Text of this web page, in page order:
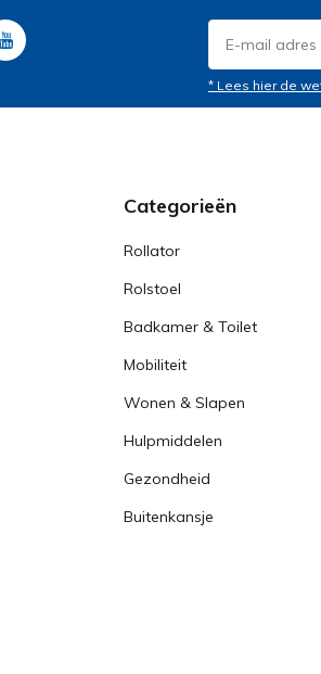
* Lees hier de
Categorieën
Rollator
Rolstoel
Badkamer & Toilet
Mobiliteit
Wonen & Slapen
Hulpmiddelen
Gezondheid
Buitenkansje